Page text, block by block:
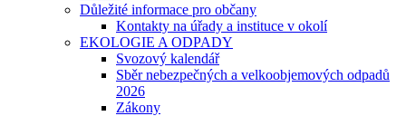
Důležité informace pro občany
Kontakty na úřady a instituce v okolí
EKOLOGIE A ODPADY
Svozový kalendář
Sběr nebezpečných a velkoobjemových odpadů
2026
Zákony